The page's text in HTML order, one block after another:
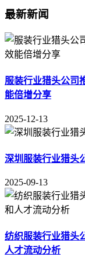
最新新闻
服装行业猎头公司
能倍增分享
2025-12-13
深圳服装行业猎头
2025-09-13
纺织服装行业猎头
人才流动分析